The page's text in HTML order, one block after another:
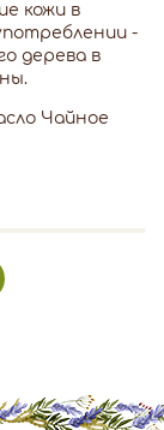
кожи в
-
дерева в
Чайное